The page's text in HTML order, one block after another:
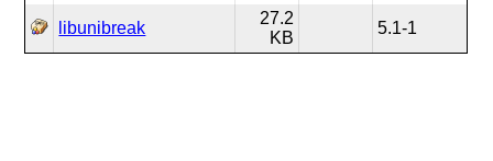
libunibreak
27.2
KB
5.1-1